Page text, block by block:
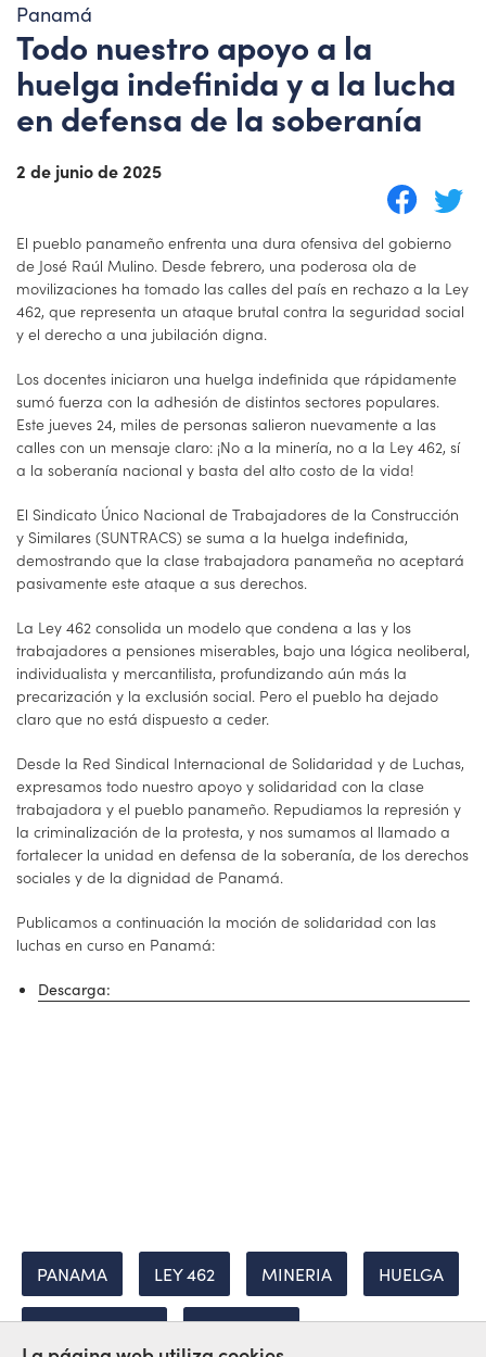
Panamá
Todo nuestro apoyo a la
huelga indefinida y a la lucha
en defensa de la soberanía
2 de junio de 2025
El pueblo panameño enfrenta una dura ofensiva del gobierno
de José Raúl Mulino. Desde febrero, una poderosa ola de
movilizaciones ha tomado las calles del país en rechazo a la Ley
462, que representa un ataque brutal contra la seguridad social
y el derecho a una jubilación digna.
Los docentes iniciaron una huelga indefinida que rápidamente
sumó fuerza con la adhesión de distintos sectores populares.
Este jueves 24, miles de personas salieron nuevamente a las
calles con un mensaje claro: ¡No a la minería, no a la Ley 462, sí
a la soberanía nacional y basta del alto costo de la vida!
El Sindicato Único Nacional de Trabajadores de la Construcción
y Similares (SUNTRACS) se suma a la huelga indefinida,
demostrando que la clase trabajadora panameña no aceptará
pasivamente este ataque a sus derechos.
La Ley 462 consolida un modelo que condena a las y los
trabajadores a pensiones miserables, bajo una lógica neoliberal,
individualista y mercantilista, profundizando aún más la
precarización y la exclusión social. Pero el pueblo ha dejado
claro que no está dispuesto a ceder.
Desde la Red Sindical Internacional de Solidaridad y de Luchas,
expresamos todo nuestro apoyo y solidaridad con la clase
trabajadora y el pueblo panameño. Repudiamos la represión y
la criminalización de la protesta, y nos sumamos al llamado a
fortalecer la unidad en defensa de la soberanía, de los derechos
sociales y de la dignidad de Panamá.
Publicamos a continuación la moción de solidaridad con las
luchas en curso en Panamá:
Descarga:
PANAMA LEY 462 MINERIA HUELGA
SOLIDARIDAD AMERICAS